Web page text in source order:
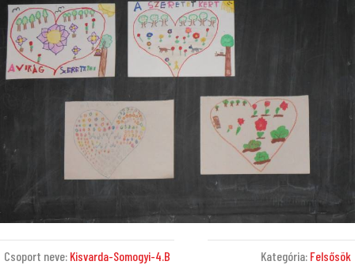
Csoport neve: Kisvarda-Somogyi-4.B Kategória: Felsősök